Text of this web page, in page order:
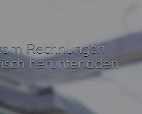
Rechnungen
herunterladen